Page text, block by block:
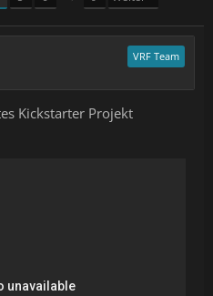
VRF Team
Kickstarter Projekt